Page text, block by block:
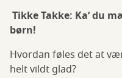
Tikke Takke: Ka’ du
børn!
Hvordan føles det at
helt vildt glad?